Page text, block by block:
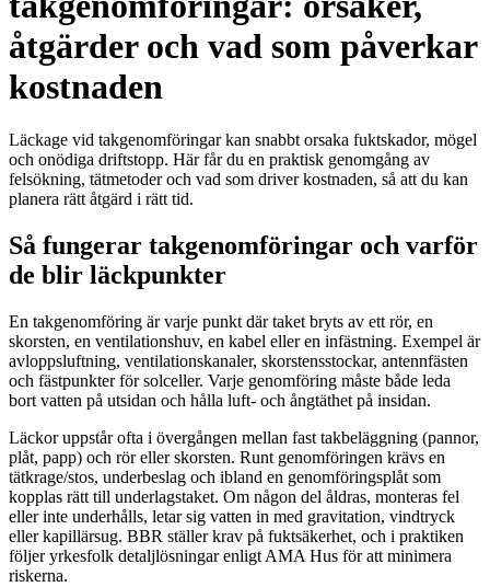
åtgärder och vad som påverkar
kostnaden
Läckage vid takgenomföringar kan snabbt orsaka fuktskador, mögel
och onödiga driftstopp. Här får du en praktisk genomgång av
felsökning, tätmetoder och vad som driver kostnaden, så att du kan
planera rätt åtgärd i rätt tid.
Så fungerar takgenomföringar och varför
de blir läckpunkter
En takgenomföring är varje punkt där taket bryts av ett rör, en
skorsten, en ventilationshuv, en kabel eller en infästning. Exempel är
avloppsluftning, ventilationskanaler, skorstensstockar, antennfästen
och fästpunkter för solceller. Varje genomföring måste både leda
bort vatten på utsidan och hålla luft- och ångtäthet på insidan.
Läckor uppstår ofta i övergången mellan fast takbeläggning (pannor,
plåt, papp) och rör eller skorsten. Runt genomföringen krävs en
tätkrage/stos, underbeslag och ibland en genomföringsplåt som
kopplas rätt till underlagstaket. Om någon del åldras, monteras fel
eller inte underhålls, letar sig vatten in med gravitation, vindtryck
eller kapillärsug. BBR ställer krav på fuktsäkerhet, och i praktiken
följer yrkesfolk detaljlösningar enligt AMA Hus för att minimera
riskerna.